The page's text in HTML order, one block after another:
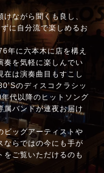
ながら聞くも良し、
に自分流で楽しめるお
年に六本木に店を構え
奏を気軽に楽しんでい
在は演奏曲目もすこし
のディスコクラシッ
代以降のヒットソング
属バンドが連夜お届け
ビッグアーティストや
ならではの今にも手が
をご覧いただけるのも